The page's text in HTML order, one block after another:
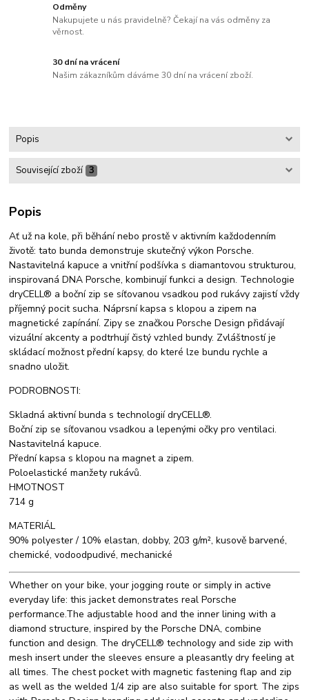
Odměny
Nakupujete u nás pravidelně? Čekají na vás odměny za
věrnost.
30 dní na vrácení
Našim zákazníkům dáváme 30 dní na vrácení zboží.
Popis
Související zboží 3
Popis
Ať už na kole, při běhání nebo prostě v aktivním každodenním
životě: tato bunda demonstruje skutečný výkon Porsche.
Nastavitelná kapuce a vnitřní podšívka s diamantovou strukturou,
inspirovaná DNA Porsche, kombinují funkci a design. Technologie
dryCELL® a boční zip se síťovanou vsadkou pod rukávy zajistí vždy
příjemný pocit sucha. Náprsní kapsa s klopou a zipem na
magnetické zapínání. Zipy se značkou Porsche Design přidávají
vizuální akcenty a podtrhují čistý vzhled bundy. Zvláštností je
skládací možnost přední kapsy, do které lze bundu rychle a
snadno uložit.
PODROBNOSTI:
Skladná aktivní bunda s technologií dryCELL®.
Boční zip se síťovanou vsadkou a lepenými očky pro ventilaci.
Nastavitelná kapuce.
Přední kapsa s klopou na magnet a zipem.
Poloelastické manžety rukávů.
HMOTNOST
714 g
MATERIÁL
90% polyester / 10% elastan, dobby, 203 g/m², kusově barvené,
chemické, vodoodpudivé, mechanické
Whether on your bike, your jogging route or simply in active
everyday life: this jacket demonstrates real Porsche
performance.The adjustable hood and the inner lining with a
diamond structure, inspired by the Porsche DNA, combine
function and design. The dryCELL® technology and side zip with
mesh insert under the sleeves ensure a pleasantly dry feeling at
all times. The chest pocket with magnetic fastening flap and zip
as well as the welded 1/4 zip are also suitable for sport. The zips